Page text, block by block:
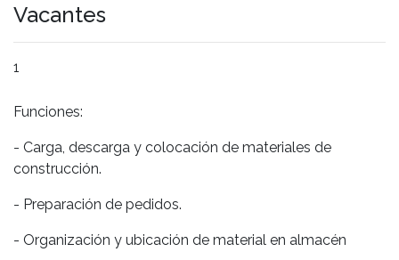
Vacantes
1
Funciones:
- Carga, descarga y colocación de materiales de
construcción.
- Preparación de pedidos.
- Organización y ubicación de material en almacén